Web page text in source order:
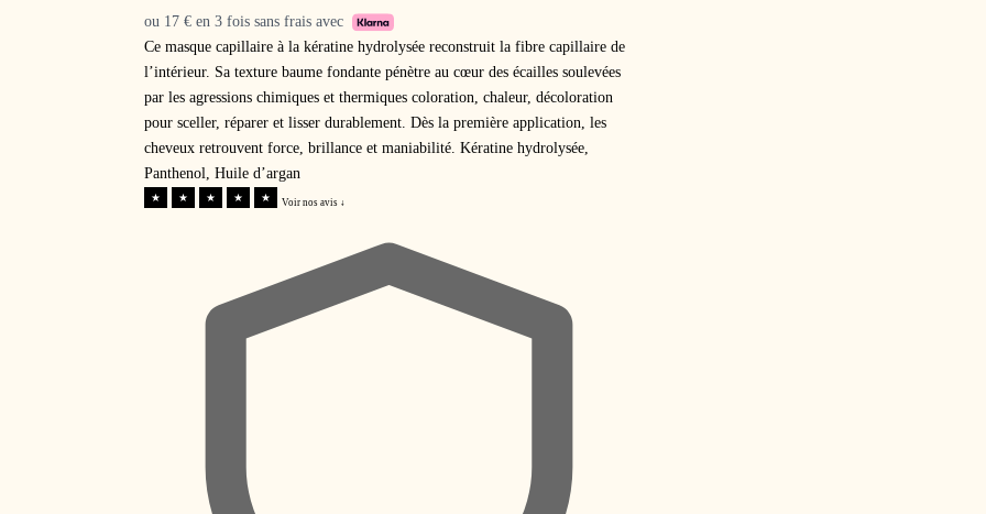
ou 17 € en 3 fois sans frais avec
Ce masque capillaire à la kératine hydrolysée reconstruit la fibre capillaire de
l’intérieur. Sa texture baume fondante pénètre au cœur des écailles soulevées
par les agressions chimiques et thermiques coloration, chaleur, décoloration
pour sceller, réparer et lisser durablement. Dès la première application, les
cheveux retrouvent force, brillance et maniabilité. Kératine hydrolysée,
Panthenol, Huile d’argan
Voir nos avis ↓